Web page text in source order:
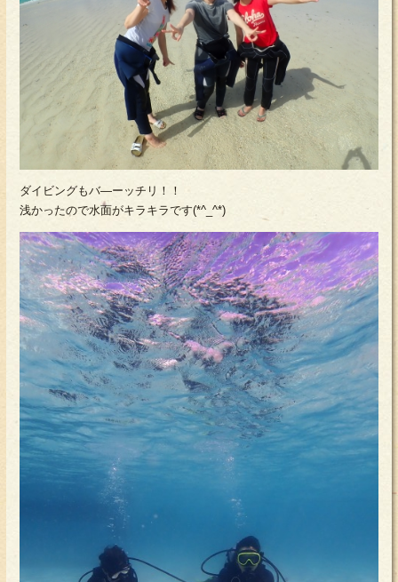
ダイビングもバ―ーッチリ！！
浅かったので水面がキラキラです(*^_^*)